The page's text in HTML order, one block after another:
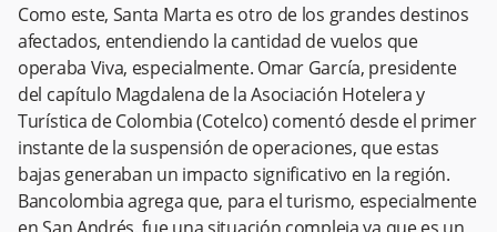
Como este, Santa Marta es otro de los grandes destinos
afectados, entendiendo la cantidad de vuelos que
operaba Viva, especialmente. Omar García, presidente
del capítulo Magdalena de la Asociación Hotelera y
Turística de Colombia (Cotelco) comentó desde el primer
instante de la suspensión de operaciones, que estas
bajas generaban un impacto significativo en la región.
Bancolombia agrega que, para el turismo, especialmente
en San Andrés, fue una situación compleja ya que es un